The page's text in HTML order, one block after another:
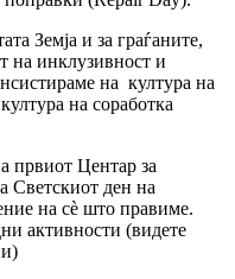
Земја и за граѓаните,
на инклузивност и
на култура на
на соработка
првиот Центар за
Светскиот ден на
на сè што правиме.
активности (видете